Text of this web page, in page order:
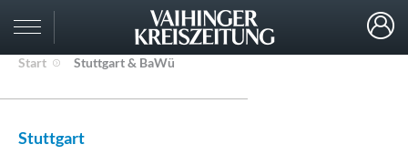
Start Stuttgart & BaWü
Stuttgart